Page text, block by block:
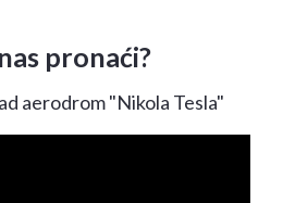
pronaći?
aerodrom "Nikola Tesla"